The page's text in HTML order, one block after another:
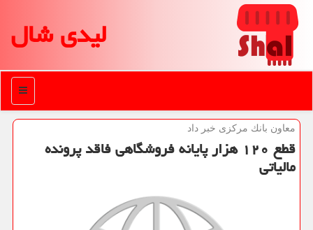
لیدی شال
منو
معاون بانك مركزی خبر داد
قطع ۱۲۰ هزار پایانه فروشگاهی فاقد پرونده
مالیاتی